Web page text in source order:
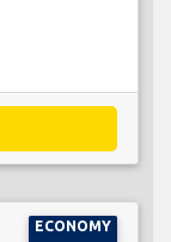
ECONOMY